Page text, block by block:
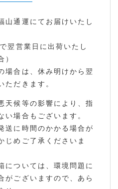
山通運にてお届けいたし
翌営業日に出荷いたし
）
場合は、休み明けから翌
ただきます。
天候等の影響により、指
い場合もございます。
送に時間のかかる場合が
じめご了承くださいま
については、環境問題に
がございますので、あら